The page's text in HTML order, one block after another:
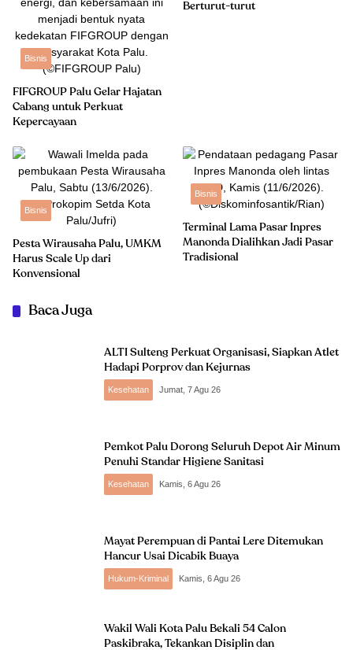
Bisnis
FIFGROUP Palu Gelar Hajatan
Cabang untuk Perkuat
Kepercayaan
Berturut-turut
Bisnis
Pesta Wirausaha Palu, UMKM
Harus Scale Up dari
Konvensional
Bisnis
Terminal Lama Pasar Inpres
Manonda Dialihkan Jadi Pasar
Tradisional
Baca Juga
ALTI Sulteng Perkuat Organisasi, Siapkan Atlet
Hadapi Porprov dan Kejurnas
Kesehatan Jumat, 7 Agu 26
Pemkot Palu Dorong Seluruh Depot Air Minum
Penuhi Standar Higiene Sanitasi
Kesehatan Kamis, 6 Agu 26
Mayat Perempuan di Pantai Lere Ditemukan
Hancur Usai Dicabik Buaya
Hukum-Kriminal Kamis, 6 Agu 26
Wakil Wali Kota Palu Bekali 54 Calon
Paskibraka, Tekankan Disiplin dan